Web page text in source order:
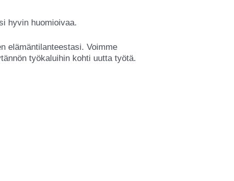
hyvin huomioivaa.
elämäntilanteestasi. Voimme
työkaluihin kohti uutta työtä.